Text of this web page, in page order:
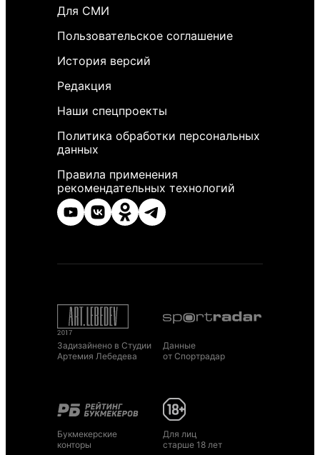
Для СМИ
Пользовательское соглашение
История версий
Редакция
Наши спецпроекты
Политика обработки персональных
данных
Правила применения
рекомендательных технологий
Задизайнено в Студии
Артемия Лебедева
Данные
от Спортрадар
Букмекерские
конторы
Для лиц
старше 18 лет